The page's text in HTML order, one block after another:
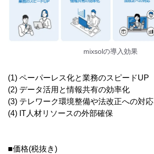
mixsolの導入効果
(1) ペーパーレス化と業務のスピードUP
(2) データ活用と情報共有の効率化
(3) テレワーク環境整備や法改正への対応
(4) IT人材リソースの外部確保
■価格(税抜き)